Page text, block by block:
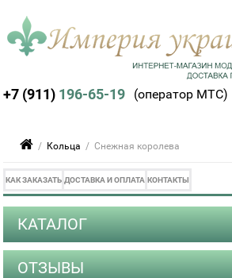
+7 (911) 196-65-19 (оператор МТС)
/ Кольца / Снежная королева
КАК ЗАКАЗАТЬ ДОСТАВКА И ОПЛАТА КОНТАКТЫ
КАТАЛОГ
ОТЗЫВЫ